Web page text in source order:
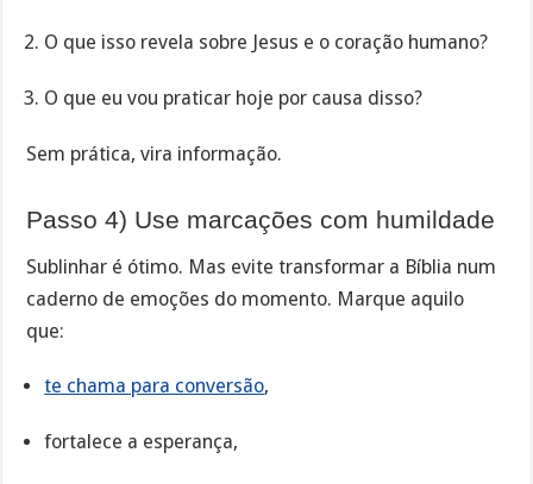
O que isso revela sobre Jesus e o coração humano?
O que eu vou praticar hoje por causa disso?
Sem prática, vira informação.
Passo 4) Use marcações com humildade
Sublinhar é ótimo. Mas evite transformar a Bíblia num
caderno de emoções do momento. Marque aquilo
que:
te chama para conversão,
fortalece a esperança,